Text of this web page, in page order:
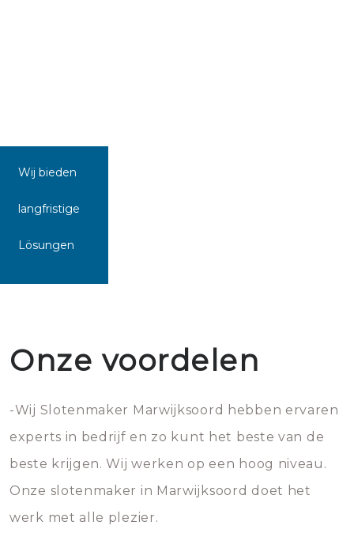
Wij bieden
langfristige
Lösungen
Onze voordelen
-Wij Slotenmaker Marwijksoord hebben ervaren
experts in bedrijf en zo kunt het beste van de
beste krijgen. Wij werken op een hoog niveau.
Onze slotenmaker in Marwijksoord doet het
werk met alle plezier.